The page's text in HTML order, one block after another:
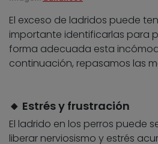
El exceso de ladridos puede
importante identificarlas para
forma adecuada esta
continuación, repasamos las
🔸 Estrés y frustración
El ladrido en los perros puede
liberar nerviosismo y estrés